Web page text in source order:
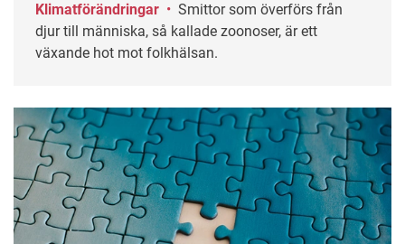
Klimatförändringar •
djur till människa, så kallade zoonoser, är ett
växande hot mot folkhälsan.